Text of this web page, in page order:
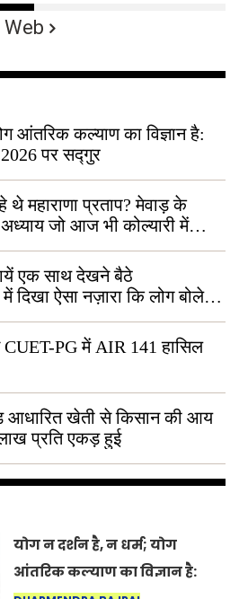
आंतरिक कल्याण का विज्ञान है:
2026 पर सद्गुर
थे महाराणा प्रताप? मेवाड़ के
जो आज भी कोल्यारी में
एक साथ देखने बैठे
दिखा ऐसा नज़ारा कि लोग बोले,
सकते हैं”
PG में AIR 141 हासिल
आधारित खेती से किसान की आय
प्रति एकड़ हुई
योग न दर्शन है, न धर्म; योग
आंतरिक कल्याण का विज्ञान है: